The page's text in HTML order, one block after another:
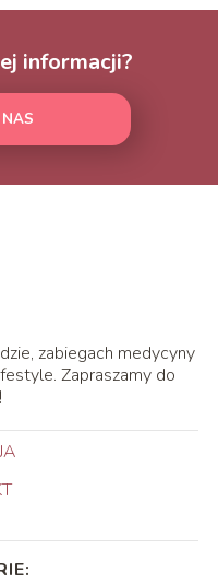
informacji?
zabiegach medycyny
Zapraszamy do